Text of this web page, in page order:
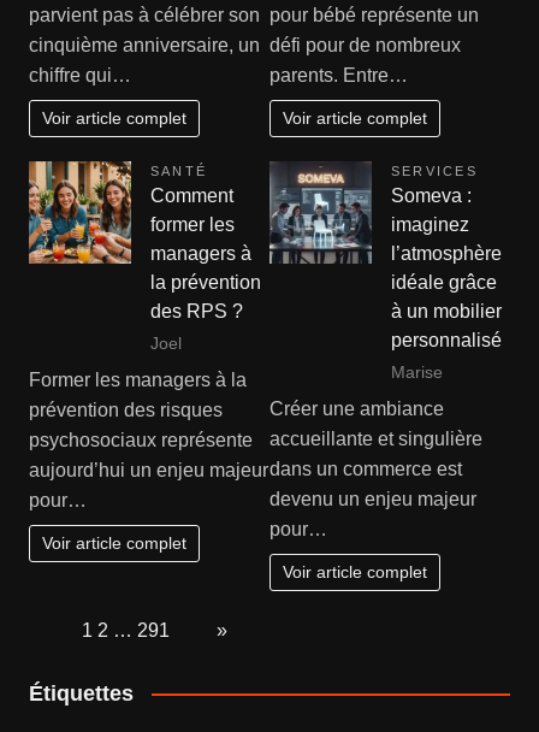
parvient pas à célébrer son
cinquième anniversaire, un
chiffre qui…
Voir article complet
pour bébé représente un
défi pour de nombreux
parents. Entre…
Voir article complet
SANTÉ
Comment
former les
managers à
la prévention
des RPS ?
Joel
Former les managers à la
prévention des risques
psychosociaux représente
aujourd’hui un enjeu majeur
pour…
Voir article complet
SERVICES
Someva :
imaginez
l’atmosphère
idéale grâce
à un mobilier
personnalisé
Marise
Créer une ambiance
accueillante et singulière
dans un commerce est
devenu un enjeu majeur
pour…
Voir article complet
1 2 … 291 »
Étiquettes